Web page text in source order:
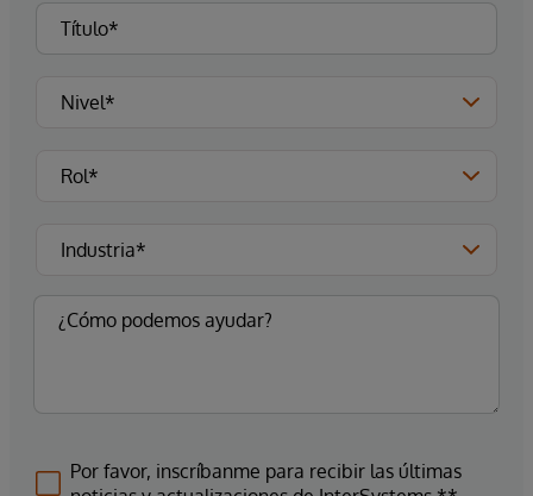
Por favor, inscríbanme para recibir las últimas